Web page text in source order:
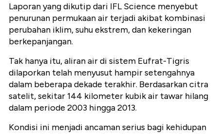
Laporan yang dikutip dari IFL Science menyebut
penurunan permukaan air terjadi akibat kombinasi
perubahan iklim, suhu ekstrem, dan kekeringan
berkepanjangan.
Tak hanya itu, aliran air di sistem Eufrat-Tigris
dilaporkan telah menyusut hampir setengahnya
dalam beberapa dekade terakhir. Berdasarkan citra
satelit, sekitar 144 kilometer kubik air tawar hilang
dalam periode 2003 hingga 2013.
Kondisi ini menjadi ancaman serius bagi kehidupan